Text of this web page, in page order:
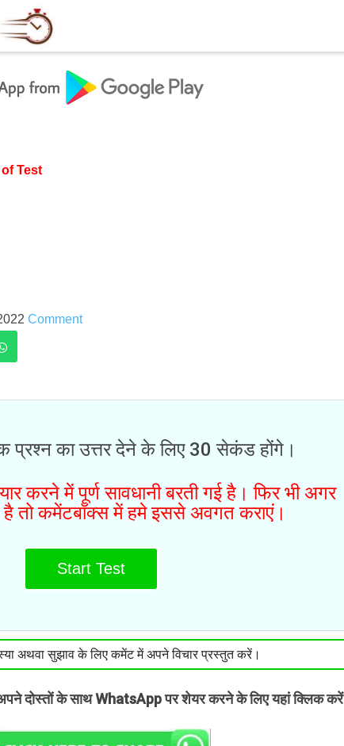
Test
Comment
प्रश्न का उत्तर देने के लिए 30 सेकंड होंगे।
करने में पूर्ण सावधानी बरती गई है। फिर भी अगर
है तो कमेंटबॉक्स में हमे इससे अवगत कराएं।
Start Test
अथवा सुझाव के लिए कमेंट में अपने विचार प्रस्तुत करें।
दोस्तों के साथ WhatsApp पर शेयर करने के लिए यहां क्लिक करें